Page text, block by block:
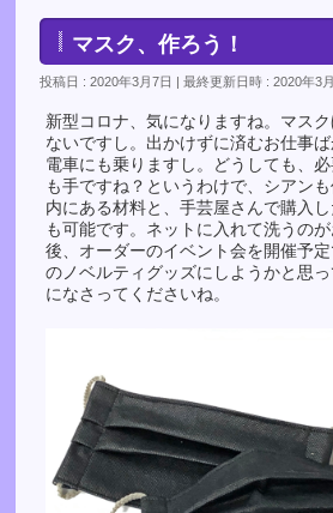
マスク、作ろう！
投稿日 : 2020年3月7日 最終更新日時 : 2020年3
新型コロナ、気になりますね。マス
ないですし。出かけずに済むお仕事ば
電車にも乗りますし。どうしても、
も手ですね？というわけで、シアン
内にある材料と、手芸屋さんで購入
も可能です。ネットに入れて洗うの
後、オーダーのイベント会を開催予
のノベルティグッズにしようかと思
になさってくださいね。